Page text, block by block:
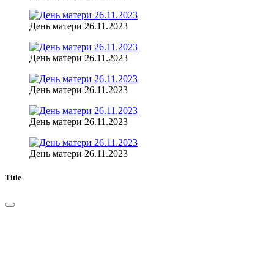
День матери 26.11.2023
День матери 26.11.2023
День матери 26.11.2023
День матери 26.11.2023
День матери 26.11.2023
Title